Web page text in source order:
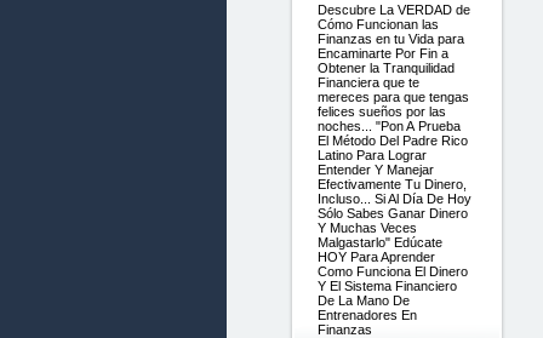
Descubre La VERDAD de
Cómo Funcionan las
Finanzas en tu Vida para
Encaminarte Por Fin a
Obtener la Tranquilidad
Financiera que te
mereces para que tengas
felices sueños por las
noches... "Pon A Prueba
El Método Del Padre Rico
Latino Para Lograr
Entender Y Manejar
Efectivamente Tu Dinero,
Incluso... Si Al Día De Hoy
Sólo Sabes Ganar Dinero
Y Muchas Veces
Malgastarlo" Edúcate
HOY Para Aprender
Como Funciona El Dinero
Y El Sistema Financiero
De La Mano De
Entrenadores En
Finanzas